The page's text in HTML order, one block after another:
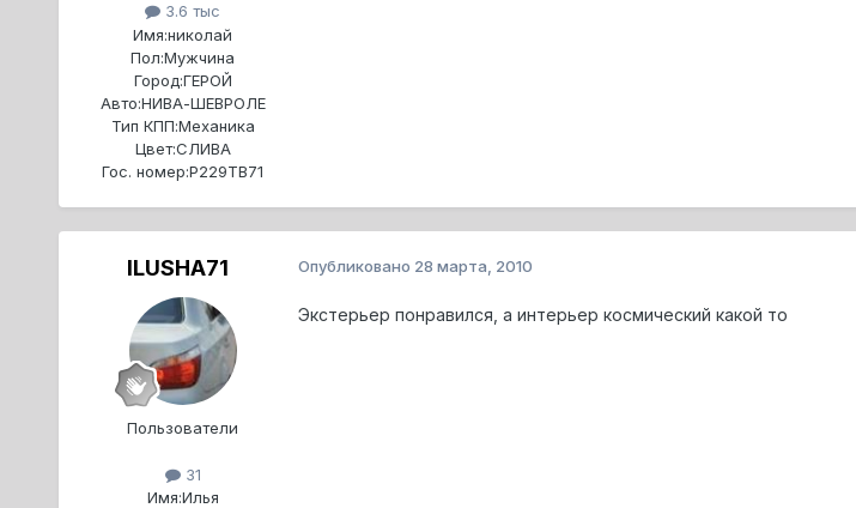
3.6 тыс
Имя:николай
Пол:Мужчина
Город:ГЕРОЙ
Авто:НИВА-ШЕВРОЛЕ
Тип КПП:Механика
Цвет:СЛИВА
Гос. номер:Р229ТВ71
ILUSHA71
Пользователи
31
Имя:Илья
Опубликовано 28 марта, 2010
Экстерьер понравился, а интерьер космический какой то